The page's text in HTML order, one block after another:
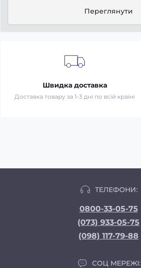
Переглянути
Швидка доставка
Доставка товару за 1-3 дні по всій країні
ТЕЛЕФОНИ:
0800-33-05-75
(073) 933-05-75
(098) 117-79-88
СОЦ МЕРЕЖІ: